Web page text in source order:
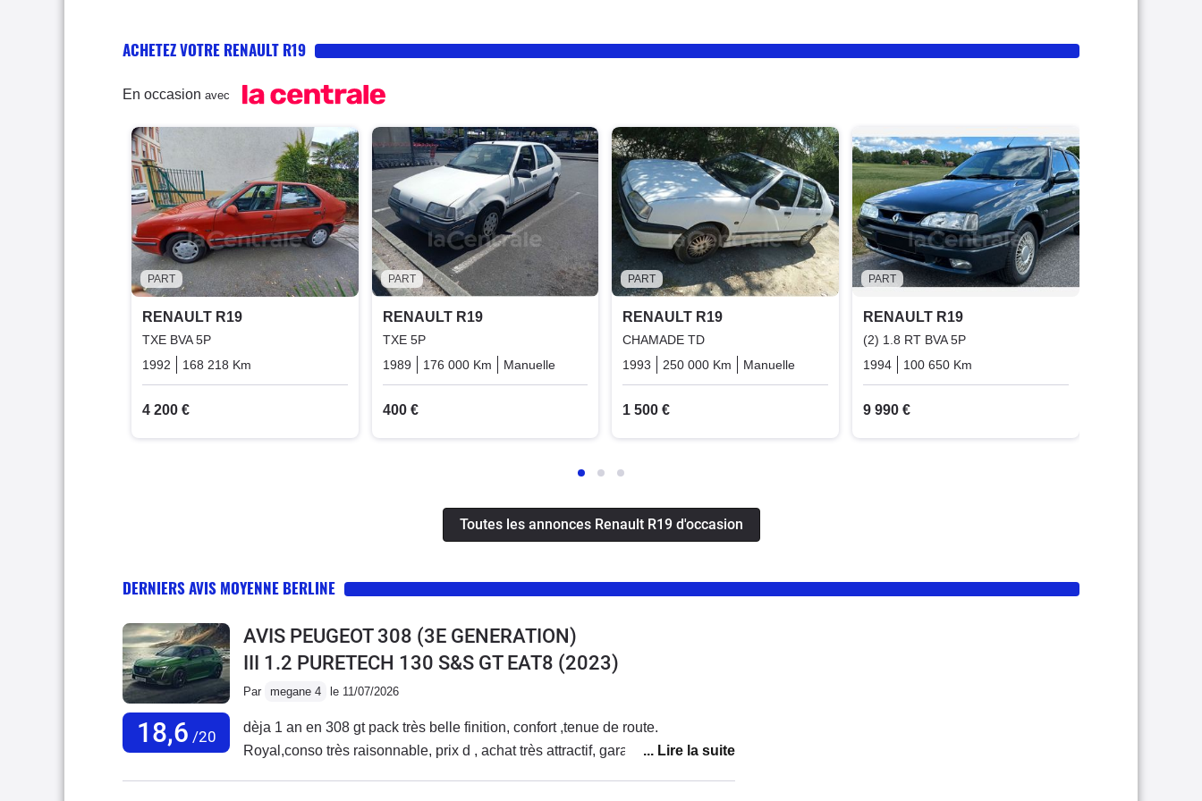
ACHETEZ VOTRE RENAULT R19
En occasion avec
PART
RENAULT R19
TXE BVA 5P
1992
168 218 Km Essence
4 200 €
PART
RENAULT R19
TXE 5P
1989
176 000 Km Manuelle
400 €
PART
RENAULT R19
CHAMADE TD
1993
250 000 Km Manuelle
1 500 €
PART
RENAULT R19
(2) 1.8 RT BVA 5P
1994
100 650 Km
9 990 €
Toutes les annonces Renault R19 d'occasion
DERNIERS AVIS MOYENNE BERLINE
18,6 /20
AVIS PEUGEOT 308 (3E GENERATION)
III 1.2 PURETECH 130 S&S GT EAT8 (2023)
Par megane 4 le 11/07/2026
dèja 1 an en 308 gt pack très belle finition, confort ,tenue de route.
Royal,conso très raisonnable, prix d , achat très attractif, garantie 10 ans